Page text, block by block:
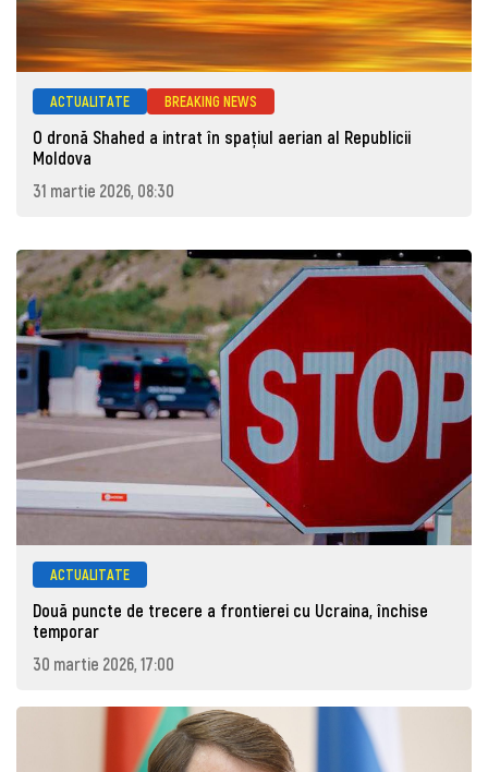
ACTUALITATE BREAKING NEWS
O dronă Shahed a intrat în spațiul aerian al Republicii
Moldova
31 martie 2026, 08:30
ACTUALITATE
Două puncte de trecere a frontierei cu Ucraina, închise
temporar
30 martie 2026, 17:00